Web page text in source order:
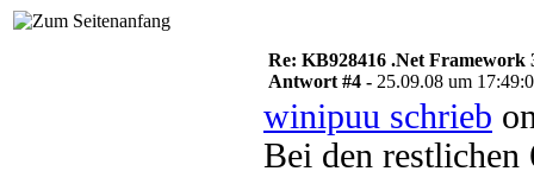
Re: KB928416 .Net Framework
Antwort #4 - 25.09.08 um
winipuu schrieb
Bei den restlichen